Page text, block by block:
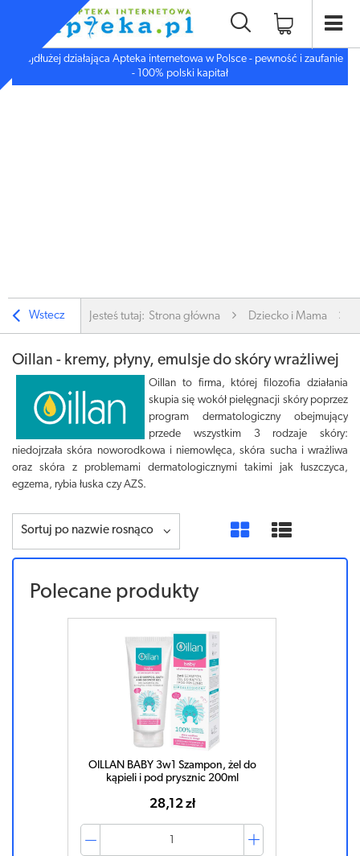
Najdłużej działająca Apteka internetowa w Polsce - pewność i zaufanie
- 100% polski kapitał
Wstecz Jesteś tutaj: Strona główna Dziecko i Mama
Oillan - kremy, płyny, emulsje do skóry wrażliwej
Oillan to firma, której filozofia działania
skupia się wokół pielęgnacji skóry poprzez
program dermatologiczny obejmujący
przede wszystkim 3 rodzaje skóry:
niedojrzała skóra noworodkowa i niemowlęca, skóra sucha i wrażliwa
oraz skóra z problemami dermatologicznymi takimi jak łuszczyca,
egzema, rybia łuska czy AZS.
Sortuj po nazwie rosnąco
Polecane produkty
OILLAN BABY 3w1 Szampon, żel do
kąpieli i pod prysznic 200ml
28,12 zł